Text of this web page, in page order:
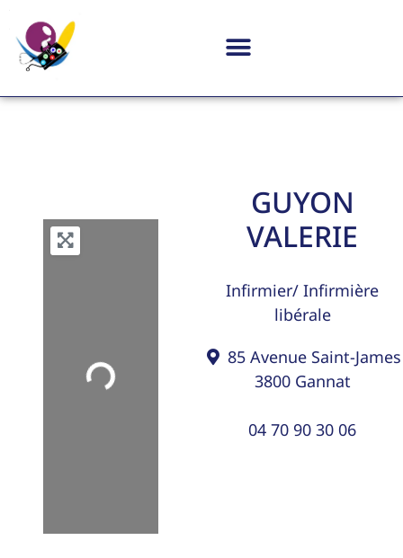
Loading...
GUYON
VALERIE
Infirmier/ Infirmière
libérale
85 Avenue Saint-James
3800 Gannat
04 70 90 30 06